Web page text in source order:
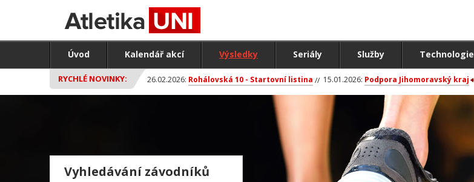
Úvod Kalendář akcí Výsledky Seriály Služby Technologie
RYCHLÉ NOVINKY: 26.02.2026: Rohálovská 10 - Startovní listina 15.01.2026: Podpora Jihomoravský kraj
Vyhledávání závodníků